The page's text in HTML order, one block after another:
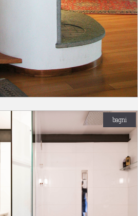
bagni